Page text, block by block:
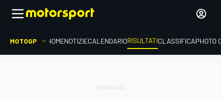
MOTOGP HOMENOTIZIECALENDARIORISULTATICLASSIFICAPHOTO